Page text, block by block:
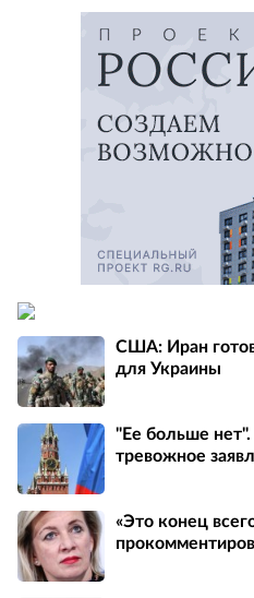
США: Иран
для Украины
"Ее больше
тревожное
«Это конец